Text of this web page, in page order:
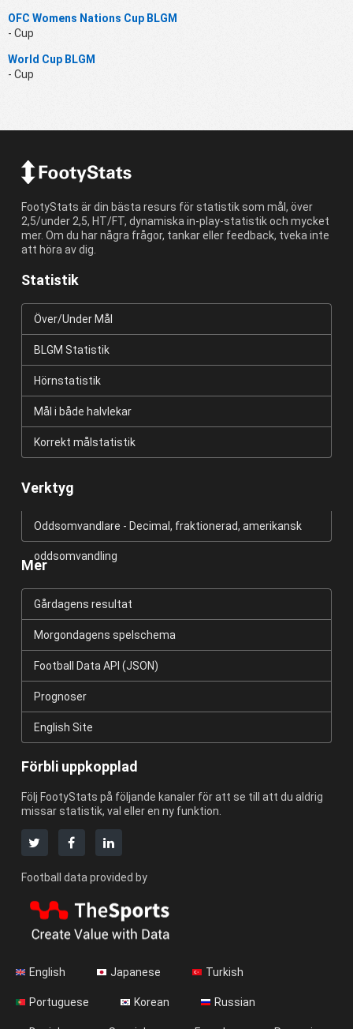
OFC Womens Nations Cup BLGM
- Cup
World Cup BLGM
- Cup
FootyStats är din bästa resurs för statistik som mål, över
2,5/under 2,5, HT/FT, dynamiska in-play-statistik och mycket
mer. Om du har några frågor, tankar eller feedback, tveka inte
att höra av dig.
Statistik
Över/Under Mål
BLGM Statistik
Hörnstatistik
Mål i både halvlekar
Korrekt målstatistik
Verktyg
Oddsomvandlare - Decimal, fraktionerad, amerikansk
oddsomvandling
Mer
Gårdagens resultat
Morgondagens spelschema
Football Data API (JSON)
Prognoser
English Site
Förbli uppkopplad
Följ FootyStats på följande kanaler för att se till att du aldrig
missar statistik, val eller en ny funktion.
Football data provided by
English Japanese Turkish
Portuguese Korean Russian